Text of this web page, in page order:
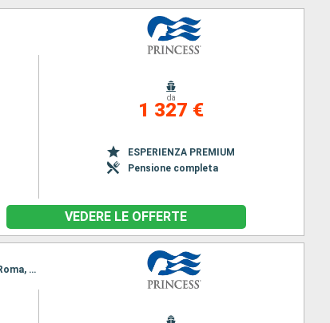
da
1 327 €
ESPERIENZA PREMIUM
Pensione completa
VEDERE LE OFFERTE
Itinerario : Pireo - Atene, Heraklion, Bar, Corfu, Messina, Barcellona, Marsiglia, Genova, Civitavecchia - Roma, Napoli, Bar, Corfu, Chania, Mykonos, Pireo - Atene